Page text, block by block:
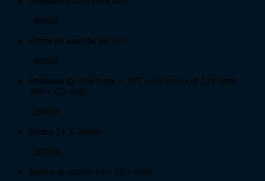
_x000D_
Forme du manche fin «C»
_x000D_
Épaisseur @ 1ère frette – .787 « (20 mm) / @ 12e frette –
.866 » (22 mm)
_x000D_
Frettes 24 X-Jumbo
_x000D_
Radius de touche 14 « (355 mm)